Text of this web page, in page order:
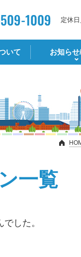
定休
いて お知ら
一覧
した。